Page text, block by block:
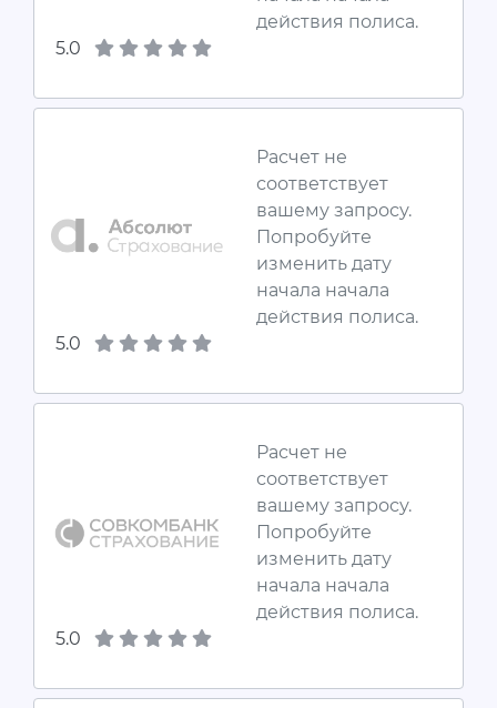
действия полиса.
5.0
Расчет не
соответствует
вашему запросу.
Попробуйте
изменить дату
начала начала
действия полиса.
5.0
Расчет не
соответствует
вашему запросу.
Попробуйте
изменить дату
начала начала
действия полиса.
5.0